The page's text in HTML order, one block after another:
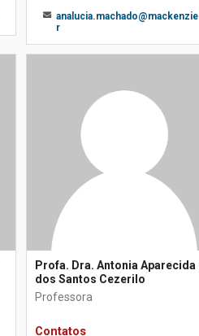
r
Profa. Dra. Antonia Aparecida
dos Santos Cezerilo
Professora
Contatos